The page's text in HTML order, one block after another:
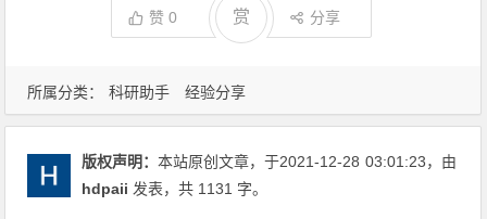
所属分类： 科研助手 经验分享
赞0 赏 分享
版权声明：本站原创文章，于2021-12-28 03:01:23，由
hdpaii 发表，共 1131 字。